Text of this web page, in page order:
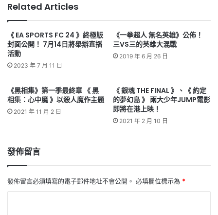
Related Articles
《 EA SPORTS FC 24 》終極版
封面公開！ 7月14日將舉辦直播
活動
2023 年 7 月 11 日
《一拳超人 無名英雄》公佈！
三VS三的英雄大混戰
2019 年 6 月 26 日
《黑相集》第一季最終章 《 黑
相集：心中魔 》以殺人魔作主題
2021 年 11 月 2 日
《 銀魂 THE FINAL 》、《 約定
的夢幻島 》 兩大少年JUMP電影
即將在港上映！
2021 年 2 月 10 日
發佈留言
發佈留言必須填寫的電子郵件地址不會公開。 必填欄位標示為 *